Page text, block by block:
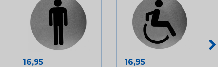
Prijs
16,95 Prijs
16,95